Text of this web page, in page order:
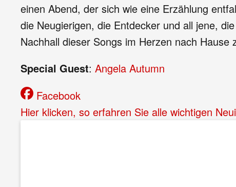
einen Abend, der sich wie eine Erzählung
die Neugierigen, die Entdecker und all jene,
Nachhall dieser Songs im Herzen nach Hause
Special Guest: Angela Autumn
Facebook
Hier klicken, so erfahren Sie alle wichtigen